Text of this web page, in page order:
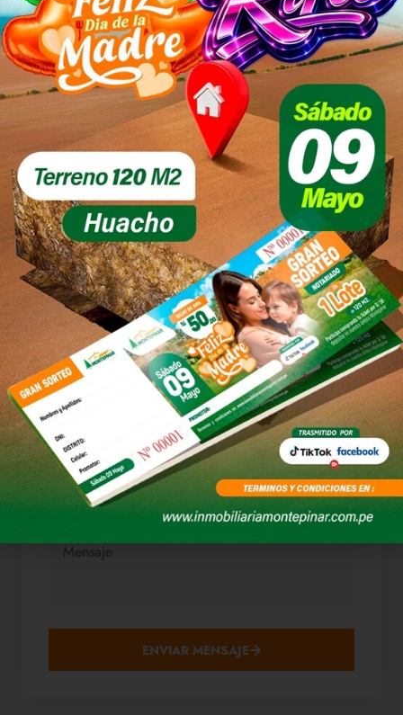
Reserva Una Cita
Mas de 7 años en brindar
lugares de vivienda
Bríndanos tus datos y te delegaremos un asesor.
ENVIAR MENSAJE